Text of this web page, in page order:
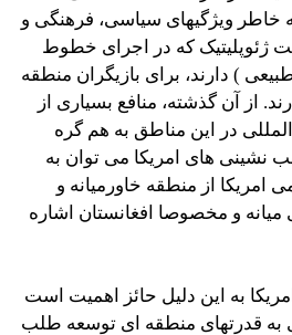
خاطر ویژگیهای سیاسی، فرهنگی و
ژئوپلیتیک که در اجرای خطوط
) دارند، برای بازیگران منطقه
از آن گذشته، منافع بسیاری از
در این مناطق به هم گره
نشینی های امریکا می توان به
از منطقه خاورمیانه و
میانه و مخصوصا افغانستان اشاره
به این دلیل حائز اهمیت است
به قدرتهای منطقه ای توسعه طلب